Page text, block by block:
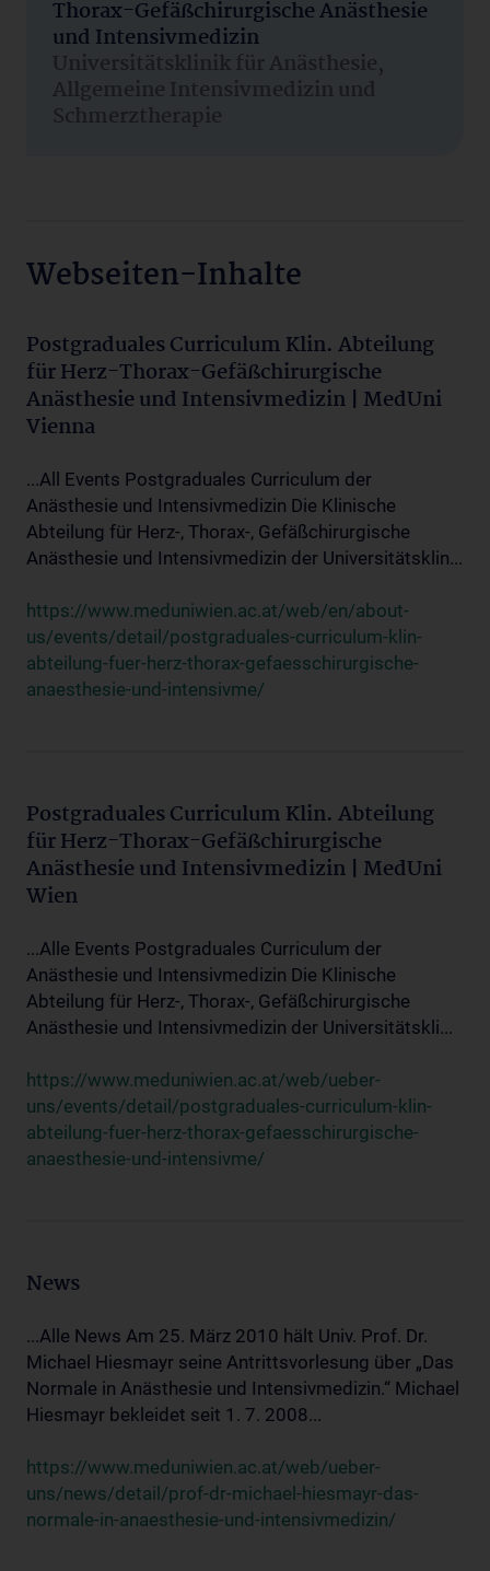
Thorax-Gefäßchirurgische Anästhesie
und Intensivmedizin
Universitätsklinik für Anästhesie,
Allgemeine Intensivmedizin und
Schmerztherapie
Webseiten-Inhalte
Postgraduales Curriculum Klin. Abteilung
für Herz-Thorax-Gefäßchirurgische
Anästhesie und Intensivmedizin | MedUni
Vienna
...All Events Postgraduales Curriculum der
Anästhesie und Intensivmedizin Die Klinische
Abteilung für Herz-, Thorax-, Gefäßchirurgische
Anästhesie und Intensivmedizin der Universitätsklin...
https://www.meduniwien.ac.at/web/en/about-
us/events/detail/postgraduales-curriculum-klin-
abteilung-fuer-herz-thorax-gefaesschirurgische-
anaesthesie-und-intensivme/
Postgraduales Curriculum Klin. Abteilung
für Herz-Thorax-Gefäßchirurgische
Anästhesie und Intensivmedizin | MedUni
Wien
...Alle Events Postgraduales Curriculum der
Anästhesie und Intensivmedizin Die Klinische
Abteilung für Herz-, Thorax-, Gefäßchirurgische
Anästhesie und Intensivmedizin der Universitätskli...
https://www.meduniwien.ac.at/web/ueber-
uns/events/detail/postgraduales-curriculum-klin-
abteilung-fuer-herz-thorax-gefaesschirurgische-
anaesthesie-und-intensivme/
News
...Alle News Am 25. März 2010 hält Univ. Prof. Dr.
Michael Hiesmayr seine Antrittsvorlesung über „Das
Normale in Anästhesie und Intensivmedizin.“ Michael
Hiesmayr bekleidet seit 1. 7. 2008...
https://www.meduniwien.ac.at/web/ueber-
uns/news/detail/prof-dr-michael-hiesmayr-das-
normale-in-anaesthesie-und-intensivmedizin/